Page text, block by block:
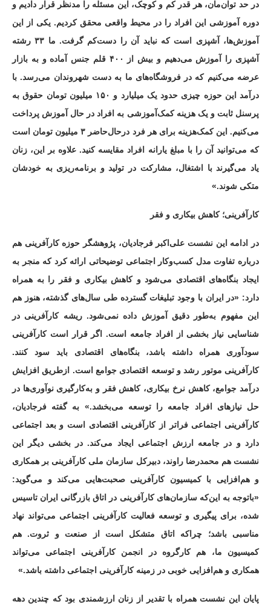
در حد توان‌مان، هر قدر کم و کوچک، این مسئله را مدنظر قرار دادیم و
دوره آموزشی این افراد را در محیط واقعی محقق کردیم. یکی از این
آموزش‌ها، آشپزی است که نباید آن را دست‌کم گرفت. ما ۳۳ رشته
آشپزی را آموزش می‌دهیم و بیش از ۴۰۰ قلم جنس آماده و به بازار
عرضه می‌کنیم که در فروشگاه‌های ما به دست شهروندان می‌رسد. با
درآمد این حوزه چیزی حدود یک میلیارد و ۱۵۰ میلیون تومان حقوق به
پرسنل ثابت و یک هزینه کمک‌آموزشی به افراد در حال آموزش پرداخت
می‌کنیم. این کمک‌هزینه برای هر فرد درحال‌حاضر ۳ میلیون تومان است
که می‌توانید آن را با مبلغ یارانه افراد مقایسه کنید. علاوه بر این، زنان
یاد می‌گیرند با اشتغال، مشارکت در تولید و برنامه‌ریزی به خودشان
متکی شوند.»
کارآفرینی؛ کاهش بیکاری و فقر
در ادامه این نشست علی‌اکبر فرجادیان، پژوهشگر حوزه کارآفرینی هم
درباره تفاوت مدل کسب‌وکار اجتماعی توضیحاتی ارائه کرد که منجر به
ایجاد بنگاه‌های اقتصادی می‌شود و کاهش بیکاری و فقر را به همراه
دارد: «در ایران با وجود تبلیغات گسترده طی سال‌های گذشته، هنوز هم
این مفهوم به‌طور دقیق آموزش داده نمی‌شود. ریشه کارآفرینی در
شناسایی نیاز بخشی از افراد جامعه است. اگر قرار است کارآفرینی
سودآوری همراه داشته باشد، بنگاه‌های اقتصادی باید سود کنند.
کارآفرینی موتور رشد و توسعه اقتصادی جوامع است. ازطریق افزایش
درآمد جوامع، کاهش نرخ بیکاری، کاهش فقر و به‌کارگیری نوآوری‌ها در
حل نیازهای افراد جامعه را توسعه می‌بخشد.» به گفته فرجادیان،
کارآفرینی اجتماعی فراتر از کارآفرینی اقتصادی است و بعد اجتماعی
دارد و در جامعه ارزش اجتماعی ایجاد می‌کند. در بخشی دیگر این
نشست هم محمدرضا راوند، دبیرکل سازمان ملی کارآفرینی بر همکاری
و هم‌افزایی با کمیسیون کارآفرینی صحبت‌هایی می‌کند و می‌گوید:
«باتوجه به این‌که سازمان‌های کارآفرینی در اتاق بازرگانی ایران تاسیس
شده، برای پیگیری و توسعه فعالیت کارآفرینی اجتماعی می‌تواند نهاد
مناسبی باشد؛ چراکه اتاق متشکل است از صنعت و ثروت. هم
کمیسیون ما، هم کارگروه در انجمن کارآفرینی اجتماعی می‌تواند
همکاری و هم‌افزایی خوبی در زمینه کارآفرینی اجتماعی داشته باشد.»
پایان این نشست همراه با تقدیر از زنان ارزشمندی بود که چندین دهه